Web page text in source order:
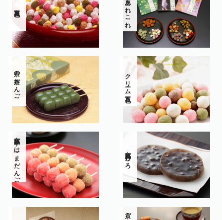
京の茶だんご クリーム五色豆
京銘菓 すはまだんご 京銘菓 月しろ